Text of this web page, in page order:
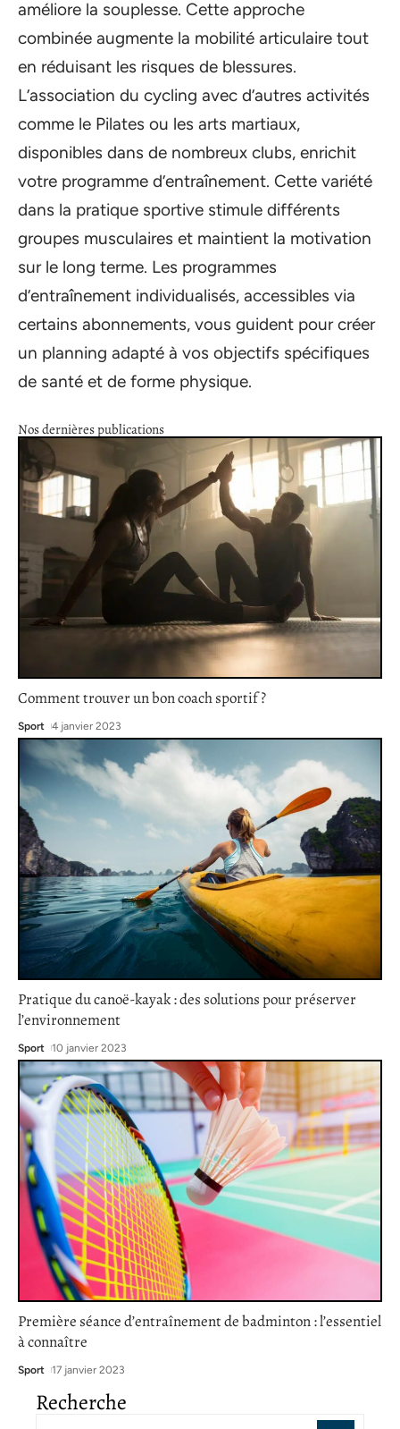
améliore la souplesse. Cette approche
combinée augmente la mobilité articulaire tout
en réduisant les risques de blessures.
L’association du cycling avec d’autres activités
comme le Pilates ou les arts martiaux,
disponibles dans de nombreux clubs, enrichit
votre programme d’entraînement. Cette variété
dans la pratique sportive stimule différents
groupes musculaires et maintient la motivation
sur le long terme. Les programmes
d’entraînement individualisés, accessibles via
certains abonnements, vous guident pour créer
un planning adapté à vos objectifs spécifiques
de santé et de forme physique.
Nos dernières publications
Comment trouver un bon coach sportif ?
Sport 4 janvier 2023
Pratique du canoë-kayak : des solutions pour préserver
l’environnement
Sport 10 janvier 2023
Première séance d’entraînement de badminton : l’essentiel
à connaître
Sport 17 janvier 2023
Recherche